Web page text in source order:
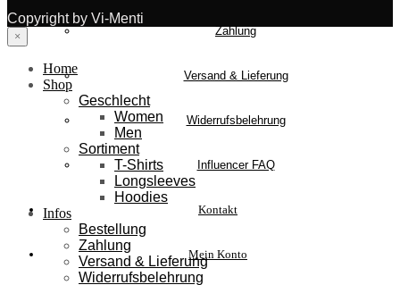
Zahlung
Versand & Lieferung
Widerrufsbelehrung
Influencer FAQ
Kontakt
Mein Konto
Copyright by Vi-Menti
×
Home
Shop
Geschlecht
Women
Men
Sortiment
T-Shirts
Longsleeves
Hoodies
Infos
Bestellung
Zahlung
Versand & Lieferung
Widerrufsbelehrung